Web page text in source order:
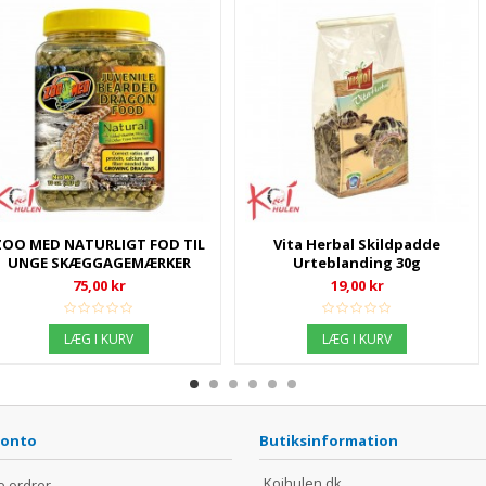
Deluxe
Nekton
Vitaminer
Butiksinformation